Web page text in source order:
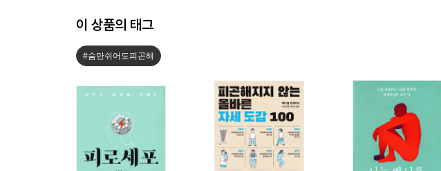
이 상품의 태그
#숨만쉬어도피곤해